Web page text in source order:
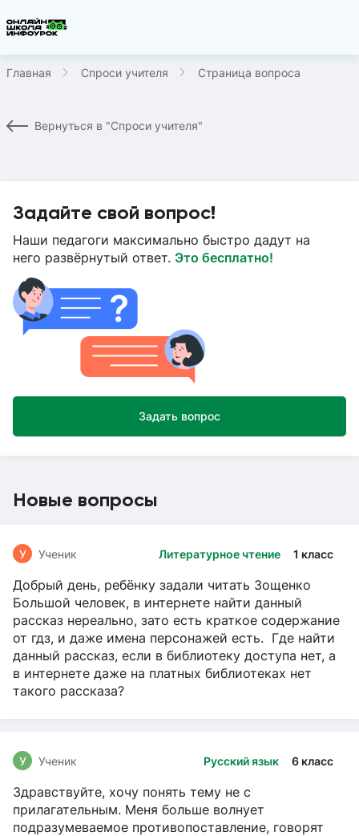
Главная Спроси учителя Страница вопроса
Вернуться в "Спроси учителя"
Задайте свой вопрос!
Наши педагоги максимально быстро дадут на
него развёрнутый ответ. Это бесплатно!
Задать вопрос
Новые вопросы
Литературное чтение 1 класс
У Ученик
Добрый день, ребёнку задали читать Зощенко
Большой человек, в интернете найти данный
рассказ нереально, зато есть краткое содержание
от гдз, и даже имена персонажей есть. Где найти
данный рассказ, если в библиотеку доступа нет, а
в интернете даже на платных библиотеках нет
такого рассказа?
Русский язык 6 класс
У Ученик
Здравствуйте, хочу понять тему не с
прилагательным. Меня больше волнует
подразумеваемое противопоставление, говорят